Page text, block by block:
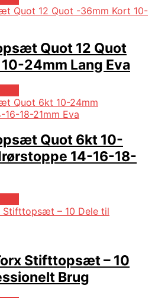
Quot 12 Quot
24mm Lang Eva
Quot 6kt 10-
14-16-18-
Stifttopsæt – 10
Brug